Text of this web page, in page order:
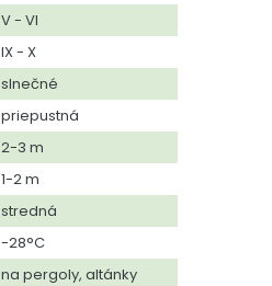
V - VI
IX - X
slnečné
priepustná
2-3 m
1-2 m
stredná
-28°C
na pergoly, altánky